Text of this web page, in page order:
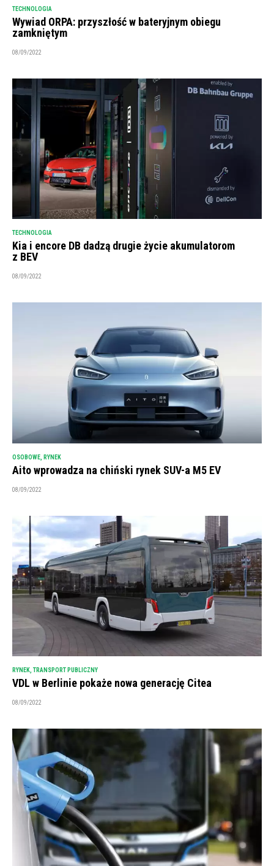
TECHNOLOGIA
Wywiad ORPA: przyszłość w bateryjnym obiegu
zamkniętym
08/09/2022
TECHNOLOGIA
Kia i encore DB dadzą drugie życie akumulatorom
z BEV
08/09/2022
OSOBOWE RYNEK
Aito wprowadza na chiński rynek SUV-a M5 EV
08/09/2022
RYNEK, TRANSPORT PUBLICZNY
VDL w Berlinie pokaże nowa generację Citea
08/09/2022